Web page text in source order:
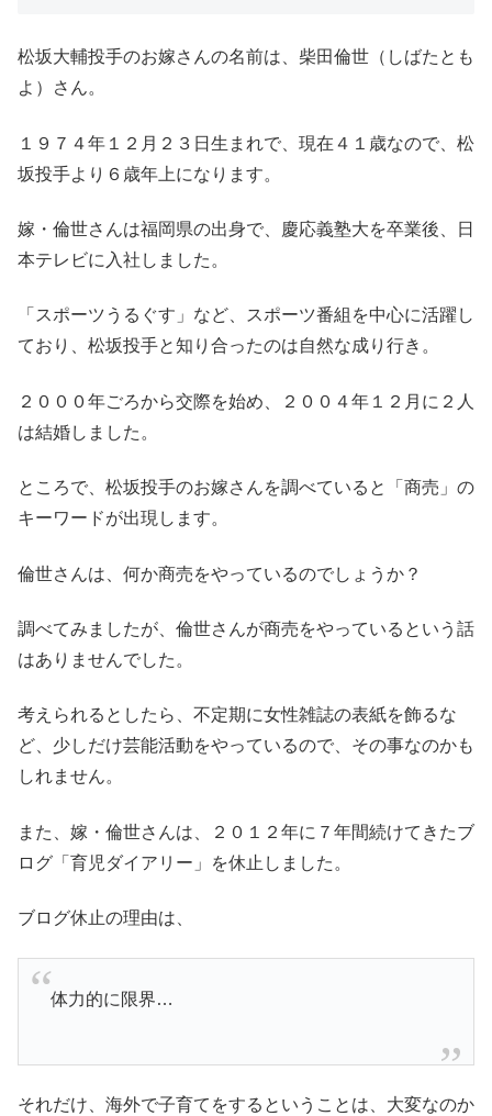
松坂大輔投手のお嫁さんの名前は、柴田倫世（しばたとも
よ）さん。
１９７４年１２月２３日生まれで、現在４１歳なので、松
坂投手より６歳年上になります。
嫁・倫世さんは福岡県の出身で、慶応義塾大を卒業後、日
本テレビに入社しました。
「スポーツうるぐす」など、スポーツ番組を中心に活躍し
ており、松坂投手と知り合ったのは自然な成り行き。
２０００年ごろから交際を始め、２００４年１２月に２人
は結婚しました。
ところで、松坂投手のお嫁さんを調べていると「商売」の
キーワードが出現します。
倫世さんは、何か商売をやっているのでしょうか？
調べてみましたが、倫世さんが商売をやっているという話
はありませんでした。
考えられるとしたら、不定期に女性雑誌の表紙を飾るな
ど、少しだけ芸能活動をやっているので、その事なのかも
しれません。
また、嫁・倫世さんは、２０１２年に７年間続けてきたブ
ログ「育児ダイアリー」を休止しました。
ブログ休止の理由は、
体力的に限界…
それだけ、海外で子育てをするということは、大変なのか